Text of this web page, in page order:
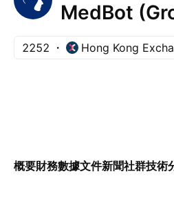
MedBot
Class H
2252 Hong Kong
概要財務數據文件新聞社群技術